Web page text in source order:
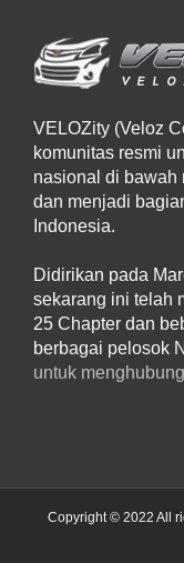
VELOZity (Veloz
komunitas resmi
nasional di bawah
dan menjadi
Indonesia.
Didirikan pada
sekarang ini telah
25 Chapter dan
berbagai pelosok
untuk
Copyright © 2022 All